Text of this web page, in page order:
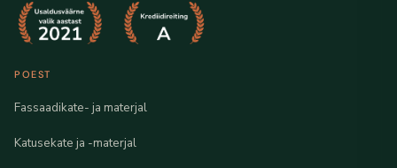
POEST
Fassaadikate- ja materjal
Katusekate ja -materjal